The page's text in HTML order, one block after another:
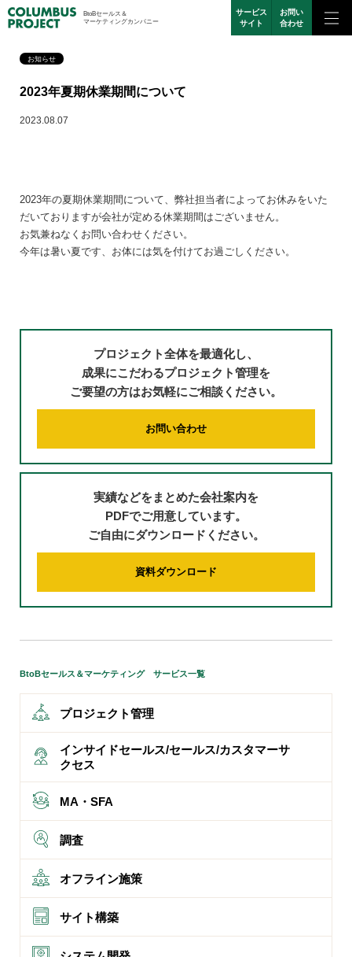
BtoBセールス＆
マーケティングカンパニー
サービス
サイト
お問い
合わせ
お知らせ
2023年夏期休業期間について
2023.08.07
2023年の夏期休業期間について、弊社担当者によってお休みをいた
だいておりますが会社が定める休業期間はございません。
お気兼ねなくお問い合わせください。
今年は暑い夏です、お体には気を付けてお過ごしください。
プロジェクト全体を最適化し、
成果にこだわるプロジェクト管理を
ご要望の方はお気軽にご相談ください。
お問い合わせ
実績などをまとめた会社案内を
PDFでご用意しています。
ご自由にダウンロードください。
資料ダウンロード
BtoBセールス＆マーケティング サービス一覧
プロジェクト管理
インサイドセールス/セールス/カスタマーサ
クセス
MA・SFA
調査
オフライン施策
サイト構築